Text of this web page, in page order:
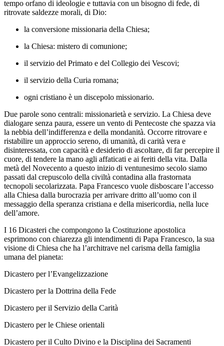
tempo orfano di ideologie e tuttavia con un bisogno di fede, di
ritrovate saldezze morali, di Dio:
la conversione missionaria della Chiesa;
la Chiesa: mistero di comunione;
il servizio del Primato e del Collegio dei Vescovi;
il servizio della Curia romana;
ogni cristiano è un discepolo missionario.
Due parole sono centrali: missionarietà e servizio. La Chiesa deve
dialogare senza paura, essere un vento di Pentecoste che spazza via
la nebbia dell’indifferenza e della mondanità. Occorre ritrovare e
ristabilire un approccio sereno, di umanità, di carità vera e
disinteressata, con capacità e desiderio di ascoltare, di far percepire il
cuore, di tendere la mano agli affaticati e ai feriti della vita. Dalla
metà del Novecento a questo inizio di ventunesimo secolo siamo
passati dal crepuscolo della civiltà contadina alla frastornata
tecnopoli secolarizzata. Papa Francesco vuole disboscare l’accesso
alla Chiesa dalla burocrazia per arrivare dritto all’uomo con il
messaggio della speranza cristiana e della misericordia, nella luce
dell’amore.
I 16 Dicasteri che compongono la Costituzione apostolica
esprimono con chiarezza gli intendimenti di Papa Francesco, la sua
visione di Chiesa che ha l’architrave nel carisma della famiglia
umana del pianeta:
Dicastero per l’Evangelizzazione
Dicastero per la Dottrina della Fede
Dicastero per il Servizio della Carità
Dicastero per le Chiese orientali
Dicastero per il Culto Divino e la Disciplina dei Sacramenti